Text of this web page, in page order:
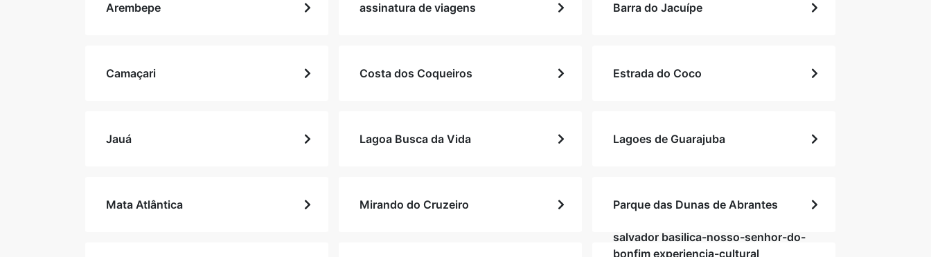
Arembepe assinatura de viagens Barra do Jacuípe
Camaçari Costa dos Coqueiros Estrada do Coco
Jauá Lagoa Busca da Vida Lagoes de Guarajuba
Mata Atlântica Mirando do Cruzeiro Parque das Dunas de Abrantes
salvador basilica-nosso-senhor-do-
bonfim experiencia-cultural